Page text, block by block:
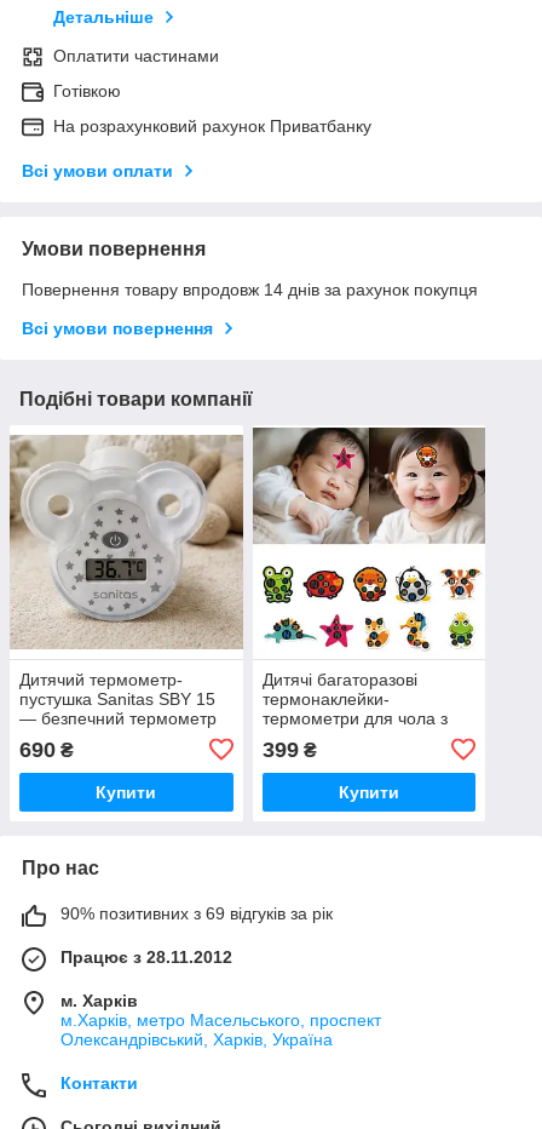
Детальніше
Оплатити частинами
Готівкою
На розрахунковий рахунок Приватбанку
Всі умови оплати
Умови повернення
Повернення товару впродовж 14 днів за рахунок покупця
Всі умови повернення
Подібні товари компанії
Дитячий термометр-
пустушка Sanitas SBY 15
— безпечний термометр
690 ₴
Купити
Дитячі багаторазові
термонаклейки-
термометри для чола з
температури, 5шт
399₴
Купити
Про нас
90% позитивних з 69 відгуків за рік
Працює з 28.11.2012
м. Харків
м.Харків, метро Масельського, проспект
Олександрівський, Харків, Україна
Контакти